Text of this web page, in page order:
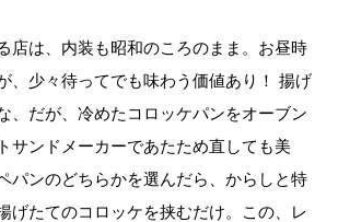
店は、内装も昭和のころのまま。お昼時
、少々待ってでも味わう価値あり！ 揚げ
、だが、冷めたコロッケパンをオーブン
サンドメーカーであたため直しても美
パンのどちらかを選んだら、からしと特
げたてのコロッケを挟むだけ。この、レ